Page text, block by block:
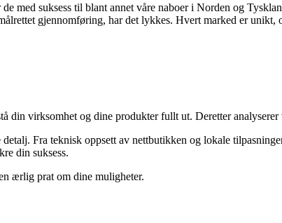
med suksess til blant annet våre naboer i Norden og
gjennomføring, har det lykkes. Hvert marked er
din virksomhet og dine produkter fullt ut. Deretter
Fra teknisk oppsett av nettbutikken og lokale
din suksess.
ærlig prat om dine muligheter.